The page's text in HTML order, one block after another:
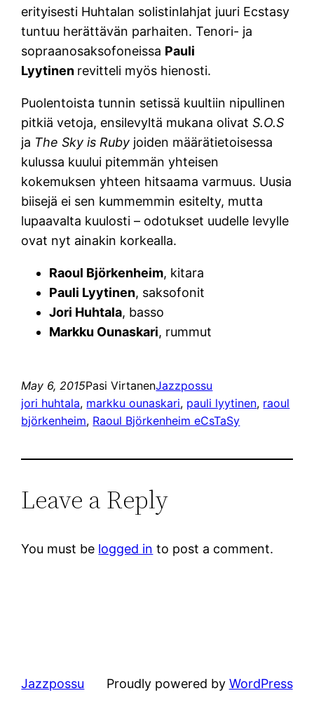
erityisesti Huhtalan solistinlahjat juuri Ecstasy
tuntuu herättävän parhaiten. Tenori- ja
sopraanosaksofoneissa Pauli
Lyytinen revitteli myös hienosti.
Puolentoista tunnin setissä kuultiin nipullinen
pitkiä vetoja, ensilevyltä mukana olivatS.O.S
ja The Sky is Ruby joiden määrätietoisessa
kulussa kuului pitemmän yhteisen
kokemuksen yhteen hitsaama varmuus. Uusia
biisejä ei sen kummemmin esitelty, mutta
lupaavalta kuulosti – odotukset uudelle levylle
ovat nyt ainakin korkealla.
Raoul Björkenheim, kitara
Pauli Lyytinen, saksofonit
Jori Huhtala, basso
Markku Ounaskari, rummut
May 6, 2015Pasi VirtanenJazzpossu
jori huhtala, markku ounaskari, pauli lyytinen, raoul
björkenheim, Raoul Björkenheim eCsTaSy
Leave a Reply
You must be logged in to post a comment.
Jazzpossu Proudly powered by WordPress